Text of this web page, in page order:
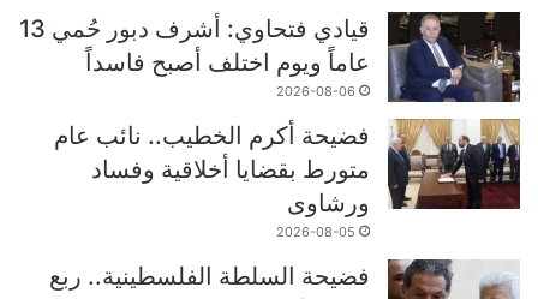
قيادي فتحاوي: أشرف دبور حُمي 13
عاماً ويوم اختلف أصبح فاسداً
2026-08-06
فضيحة أكرم الخطيب.. نائب عام
متورط بقضايا أخلاقية وفساد
ورشاوى
2026-08-05
فضيحة السلطة الفلسطينية.. ربع